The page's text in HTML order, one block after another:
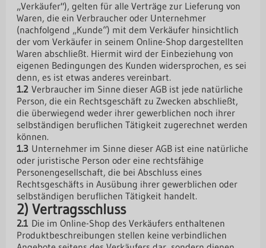
„Verkäufer"), gelten für alle Verträge zur Lieferung von
Waren, die ein Verbraucher oder Unternehmer
(nachfolgend „Kunde“) mit dem Verkäufer hinsichtlich
der vom Verkäufer in seinem Online-Shop dargestellten
Waren abschließt. Hiermit wird der Einbeziehung von
eigenen Bedingungen des Kunden widersprochen, es sei
denn, es ist etwas anderes vereinbart.
1.2Verbraucher im Sinne dieser AGB ist jede natürliche
Person, die ein Rechtsgeschäft zu Zwecken abschließt,
die überwiegend weder ihrer gewerblichen noch ihrer
selbständigen beruflichen Tätigkeit zugerechnet werden
können.
1.3Unternehmer im Sinne dieser AGB ist eine natürliche
oder juristische Person oder eine rechtsfähige
Personengesellschaft, die bei Abschluss eines
Rechtsgeschäfts in Ausübung ihrer gewerblichen oder
selbständigen beruflichen Tätigkeit handelt.
2) Vertragsschluss
2.1 Die im Online-Shop des Verkäufers enthaltenen
Produktbeschreibungen stellen keine verbindlichen